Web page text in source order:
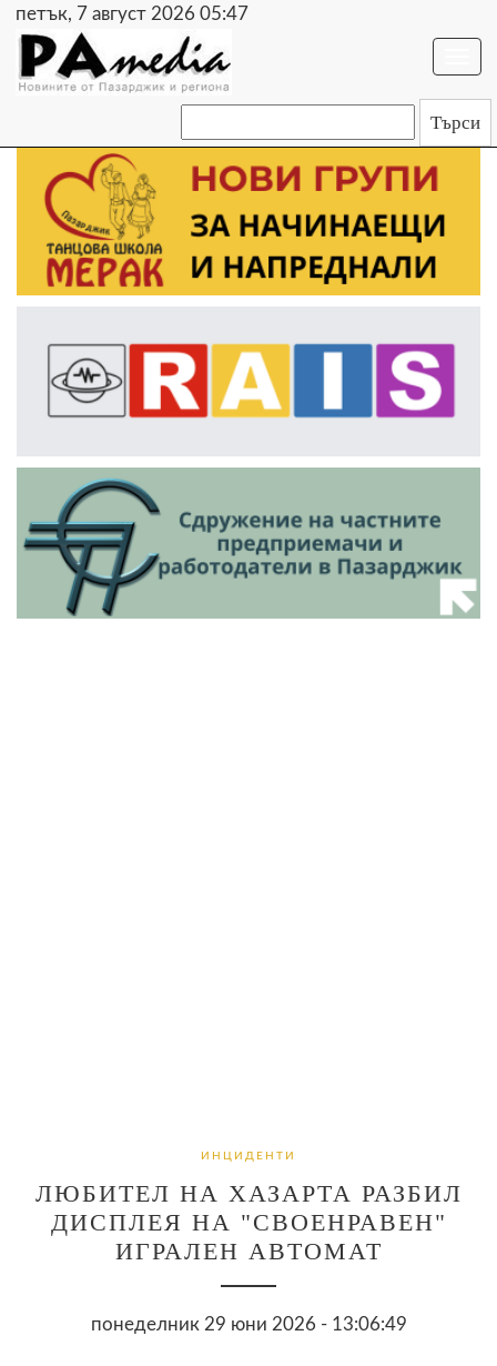
петък, 7 август 2026 05:47
ИНЦИДЕНТИ
ЛЮБИТЕЛ НА ХАЗАРТА РАЗБИЛ
ДИСПЛЕЯ НА "СВОЕНРАВЕН"
ИГРАЛЕН АВТОМАТ
понеделник 29 юни 2026 - 13:06:49